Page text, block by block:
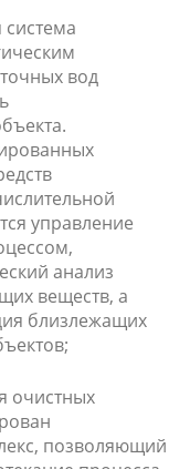
вод
управление
анализ
веществ, а
близлежащих
очистных
позволяющий